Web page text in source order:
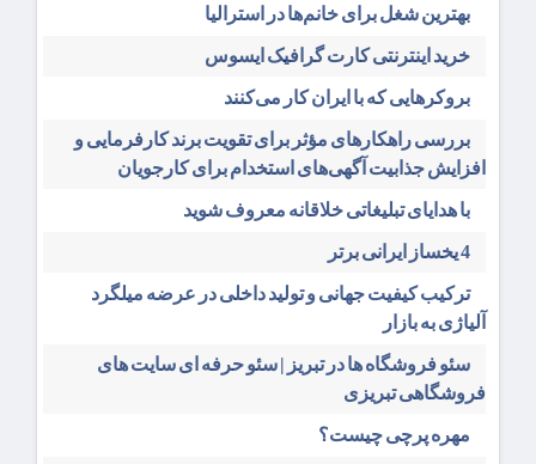
بهترین شغل برای خانم‌ها در استرالیا
خرید اینترنتی کارت گرافیک ایسوس
بروکرهایی‌ که با ایران کار می‌کنند
بررسی راهکارهای مؤثر برای تقویت برند کارفرمایی و
افزایش جذابیت آگهی‌های استخدام برای کارجویان
با هدایای تبلیغاتی خلاقانه معروف شوید
4 یخساز ایرانی برتر
ترکیب کیفیت جهانی و تولید داخلی در عرضه میلگرد
آلیاژی به بازار
سئو فروشگاه‌ ها در تبریز | سئو حرفه ای سایت های
فروشگاهی تبریزی
مهره پرچی چیست؟